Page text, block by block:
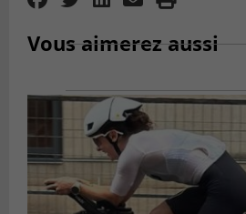
Vous aimerez aussi